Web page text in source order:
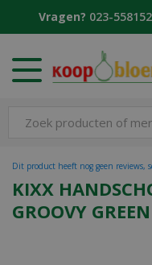
Vragen? 023-
KIXX
GROOVY
Dit product heeft nog geen reviews,